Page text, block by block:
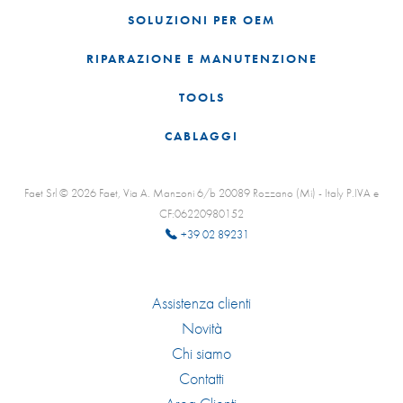
SOLUZIONI PER OEM
RIPARAZIONE E MANUTENZIONE
TOOLS
CABLAGGI
Faet Srl © 2026 Faet, Via A. Manzoni 6/b 20089 Rozzano (Mi) - Italy P.IVA e
CF:06220980152
+39 02 89231
Assistenza clienti
Novità
Chi siamo
Contatti